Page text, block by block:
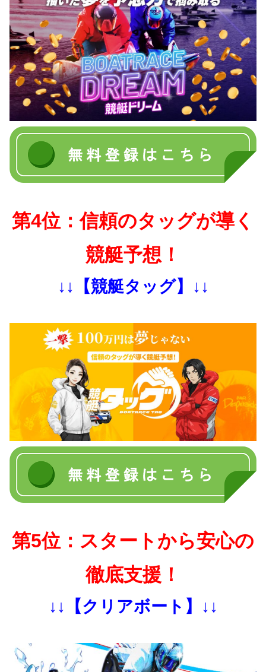
第4位：信頼のタッグが導く
競艇予想！
↓↓【競艇タッグ】↓↓
第5位：スタートから安心の
徹底支援！
↓↓【クリアボート】↓↓